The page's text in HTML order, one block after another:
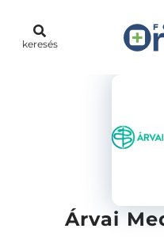
keresés
Árvai